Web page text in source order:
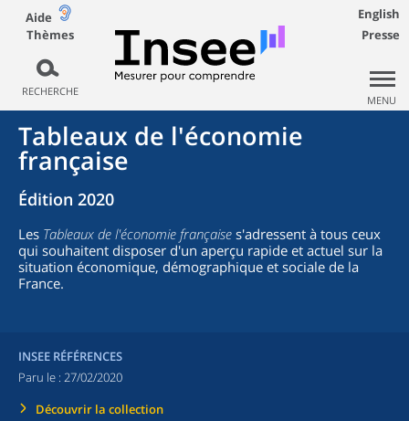
Aide
Thèmes
RECHERCHE
English
Presse
MENU
Tableaux de l'économie
française
Édition 2020
Les Tableaux de l'économie française s'adressent à tous ceux
qui souhaitent disposer d'un aperçu rapide et actuel sur la
situation économique, démographique et sociale de la
France.
INSEE RÉFÉRENCES
Paru le : 27/02/2020
Découvrir la collection